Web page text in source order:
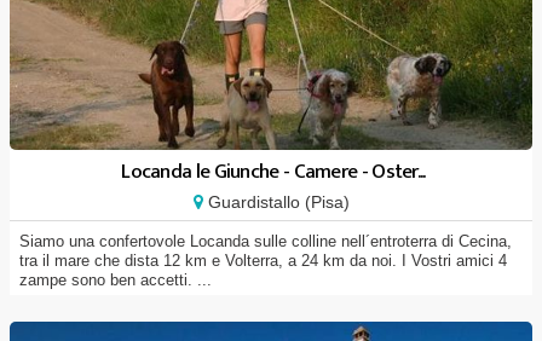
Locanda le Giunche - Camere - Oster...
Guardistallo (Pisa)
Siamo una confertovole Locanda sulle colline nell´entroterra di Cecina,
tra il mare che dista 12 km e Volterra, a 24 km da noi. I Vostri amici 4
zampe sono ben accetti. ...